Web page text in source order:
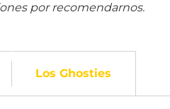
por recomendarnos.
Los Ghosties